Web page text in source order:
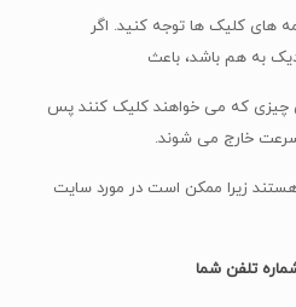
های کلیک ها توجه کنید. اگر
به هم باشد، باعث
چیزی که می خواهند کلیک کنند پس
خارج می شوند.
هستند زیرا ممکن است در مورد سایت
تلفن شما